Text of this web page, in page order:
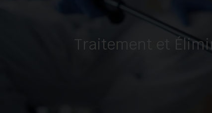
Traitement et